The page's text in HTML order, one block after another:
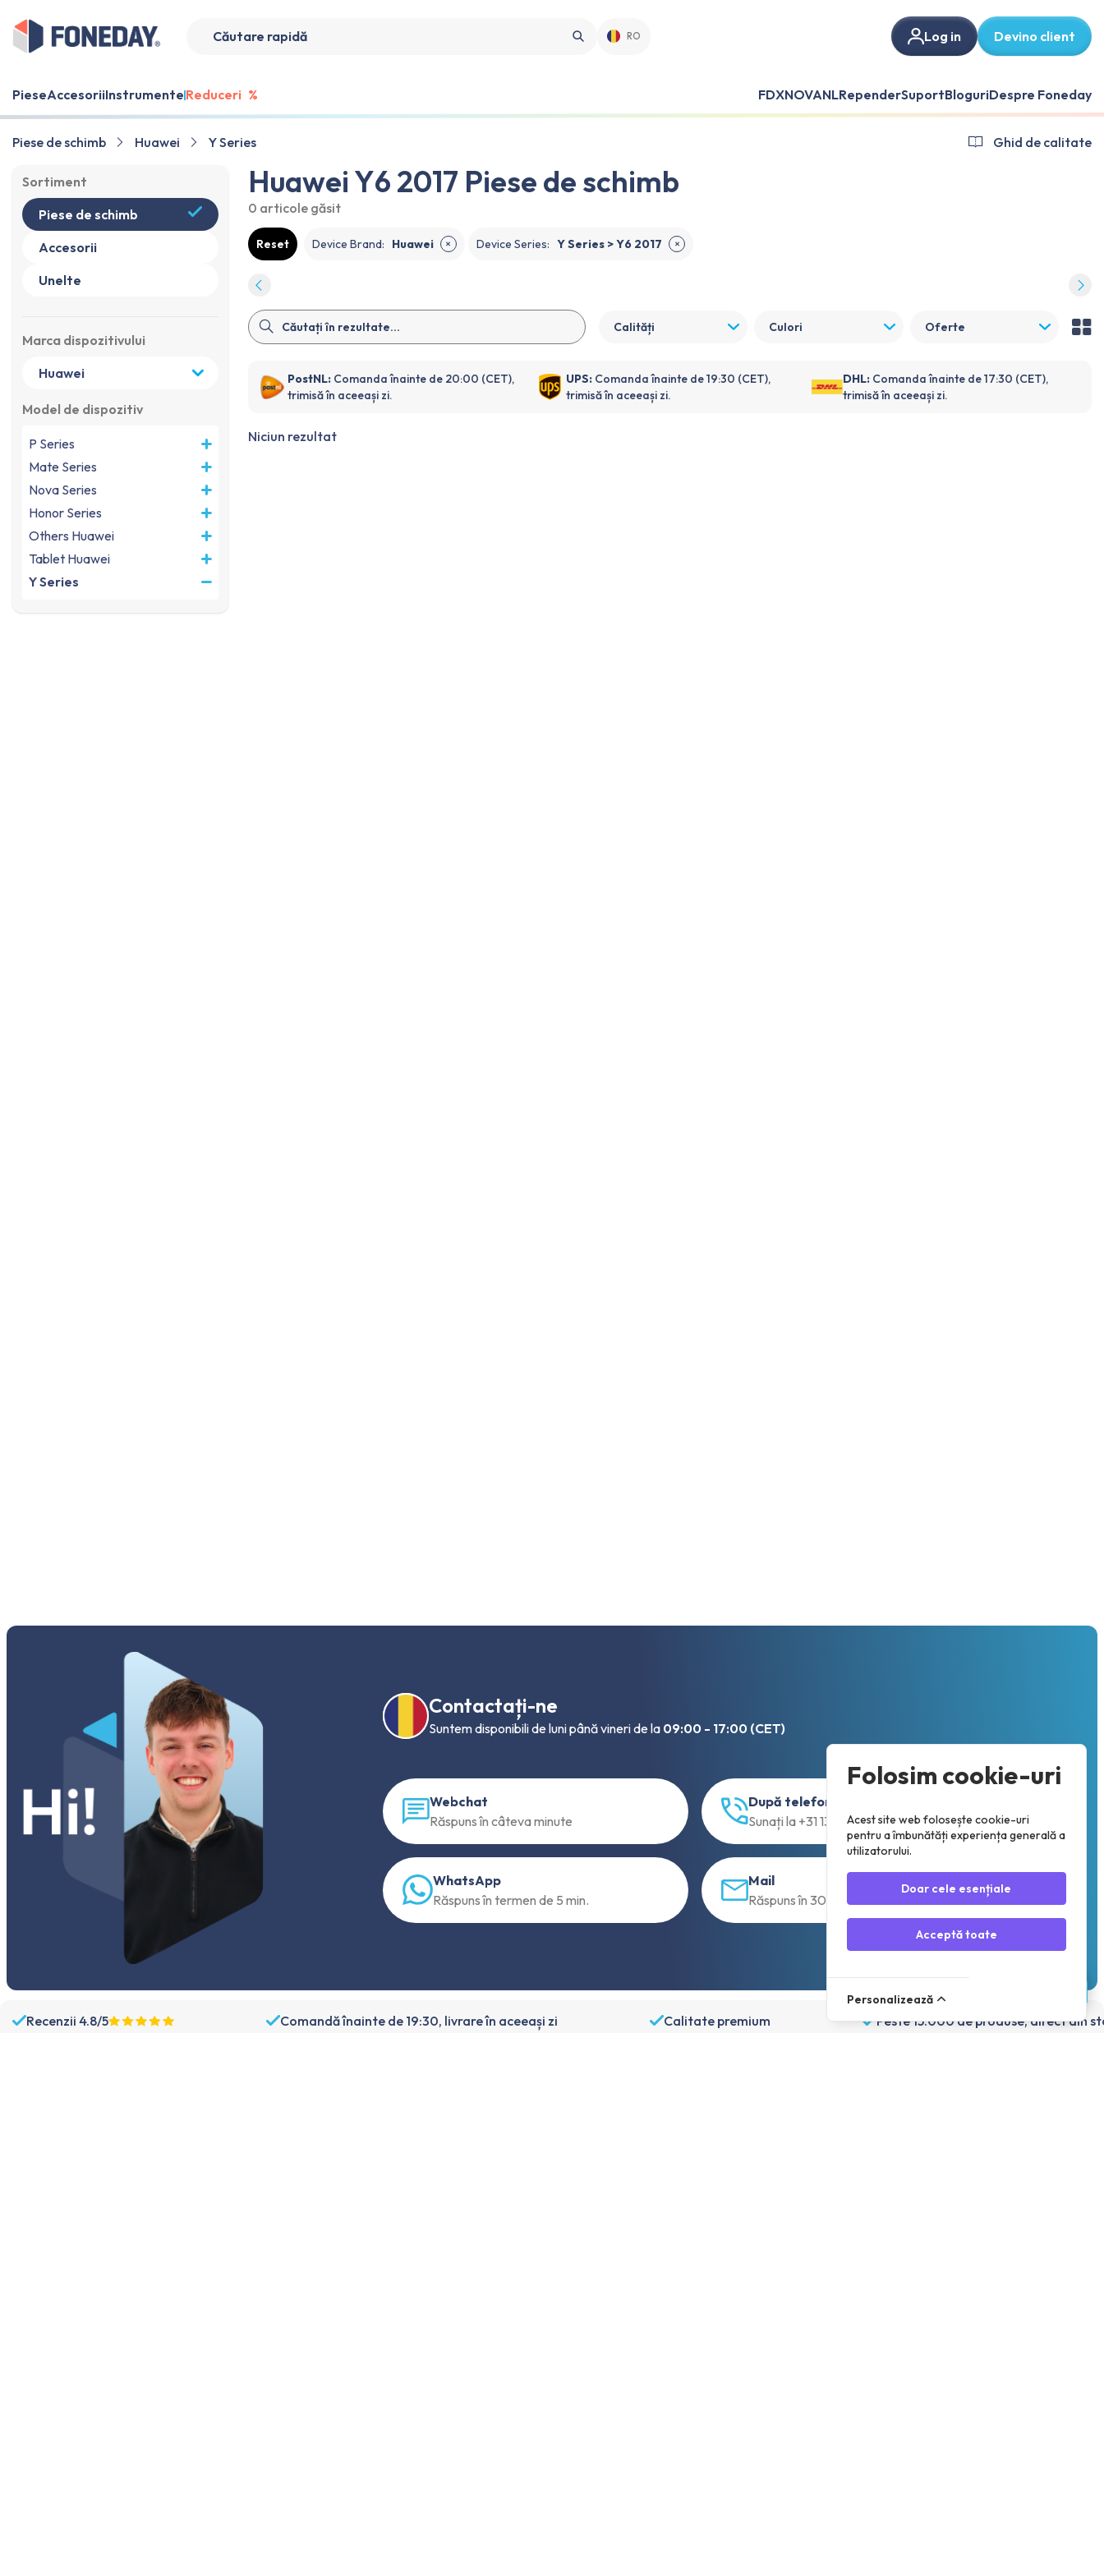
RO Log in Devino client
PieseAccesoriiInstrumente Reduceri % FDXNOVANLRependerSuportBloguriDespre Foneday
Piese de schimb Huawei Y Series Ghid de calitate
Sortiment
Piese de schimb
Accesorii
Unelte
Marca dispozitivului
Model de dispozitiv
P Series
Mate Series
Nova Series
Honor Series
Others Huawei
Tablet Huawei
Y Series
Huawei Y6 2017 Piese de schimb
0 articole găsit
Reset Device Brand: Huawei ✕ Device Series: Y Series > Y6 2017 ✕
Calități Culori Oferte
PostNL: Comanda înainte de 20:00 (CET),
trimisă în aceeași zi.
UPS: Comanda înainte de 19:30 (CET),
trimisă în aceeași zi.
DHL: Comanda înainte de 17:30 (CET),
trimisă în aceeași zi.
Niciun rezultat
Contactați-ne
Suntem disponibili de luni până vineri de la 09:00 - 17:00 (CET)
Webchat
Răspuns în câteva minute
După telefon
Sunați la +31 13 833 00 55
WhatsApp
Răspuns în termen de 5 min.
Mail
Răspuns în 30 min
Recenzii 4.8/5 Comandă înainte de 19:30, livrare în aceeași zi Calitate premium Peste 15.000 de produse, direct din
Folosim cookie-uri
Acest site web folosește cookie-uri
pentru a îmbunătăți experiența generală a
utilizatorului.
Doar cele esențiale
Acceptă toate
Personalizează